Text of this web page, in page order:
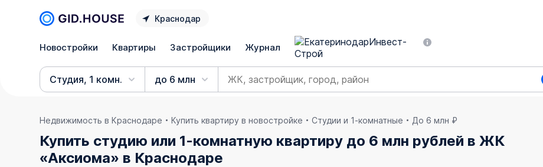
Краснодар
Новостройки Квартиры Застройщики Журнал
Студия, 1 комн. до 6 млн
Недвижимость в Краснодаре Купить квартиру в новостройке Студии и 1-комнатные До 6 млн ₽
Купить студию или 1-комнатную квартиру до 6 млн рублей в ЖК
«Аксиома» в Краснодаре